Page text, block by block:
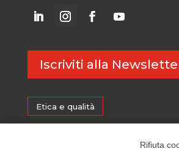
Iscriviti alla
Etica e qualità
Rifiuta